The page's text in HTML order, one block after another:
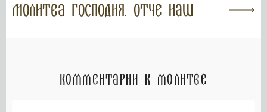
Молитва Господня. Отче наш
Комментарии к молитве